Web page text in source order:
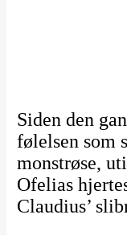
Siden den
følelsen som
monstrøse,
Ofelias
Claudius’